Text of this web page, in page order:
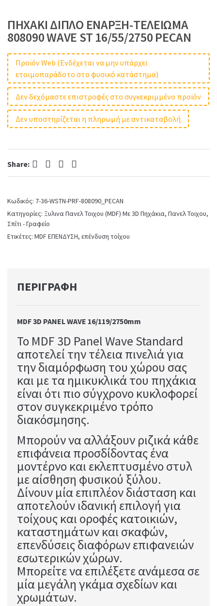
ΠΗΧΑΚΙ ΔΙΠΛΟ ΕΝΑΡΞΗ-ΤΕΛΕΙΩΜΑ
808090 WAVE ST 16/55/2750 PECAN
Προϊόν Web (Ενδέχεται να μην υπάρχει
ετοιμοπαράδοτο στο φυσικό κατάστημα)
Δεν δεχόμαστε επιστροφές στο συγκεκριμμένο προϊόν
Δεν υποστηρίζεται η πληρωμή με αντικαταβολή
Share: Facebook Twitter Pinterest LinkedIn
Κωδικός: 7-36-WSTN-PRF-808090_PECAN
Κατηγορίες: Ξυλινα Πανελ Τοιχου (MDF) Με 3D Πηχάκια, Πανελ Τοιχου,
Σπίτι - Γραφείο
Ετικέτες: MDF ΕΠΕΝΔΥΣΗ, επένδυση τοίχου
ΠΕΡΙΓΡΑΦΉ
MDF 3D PANELWAVE 16/119/2750mm
Το MDF 3D Panel Wave Standard
αποτελεί την τέλεια πινελιά για
την διαμόρφωση του χώρου σας
και με τα ημικυκλικά του πηχάκια
είναι ότι πιο σύγχρονο κυκλοφορεί
στον συγκεκριμένο τρόπο
διακόσμησης.
Μπορούν να αλλάξουν ριζικά κάθε
επιφάνεια προσδίδοντας ένα
μοντέρνο και εκλεπτυσμένο στυλ
με αίσθηση φυσικού ξύλου.
Δίνουν μία επιπλέον διάσταση και
αποτελούν ιδανική επιλογή για
τοίχους και οροφές κατοικιών,
καταστημάτων και σκαφών,
επενδύσεις διαφόρων επιφανειών
εσωτερικών χώρων.
Μπορείτε να επιλέξετε ανάμεσα σε
μία μεγάλη γκάμα σχεδίων και
χρωμάτων.